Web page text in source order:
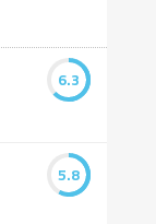
6.3
5.8